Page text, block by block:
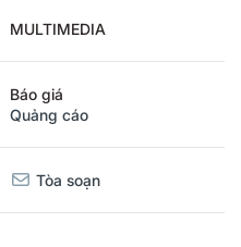
MULTIMEDIA
Báo giá
Quảng cáo
Tòa soạn